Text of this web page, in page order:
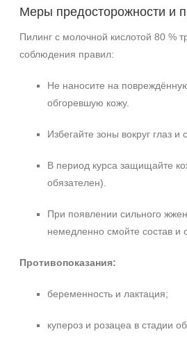
Меры предосторожности и
Пилинг с молочной кислотой 80 %
соблюдения правил:
Не наносите на
обгоревшую кожу.
Избегайте зоны вокруг глаз и
В период курса защищайте
обязателен).
При появлении сильного
немедленно смойте состав и
Противопоказания:
беременность и лактация;
купероз и розацеа в стадии